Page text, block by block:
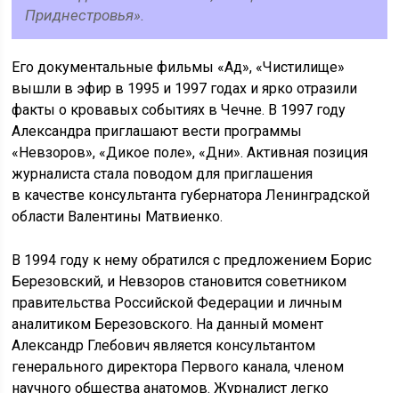
Приднестровья».
Его документальные фильмы «Ад», «Чистилище»
вышли в эфир в 1995 и 1997 годах и ярко отразили
факты о кровавых событиях в Чечне. В 1997 году
Александра приглашают вести программы
«Невзоров», «Дикое поле», «Дни». Активная позиция
журналиста стала поводом для приглашения
в качестве консультанта губернатора Ленинградской
области Валентины Матвиенко.
В 1994 году к нему обратился с предложением Борис
Березовский, и Невзоров становится советником
правительства Российской Федерации и личным
аналитиком Березовского. На данный момент
Александр Глебович является консультантом
генерального директора Первого канала, членом
научного общества анатомов. Журналист легко